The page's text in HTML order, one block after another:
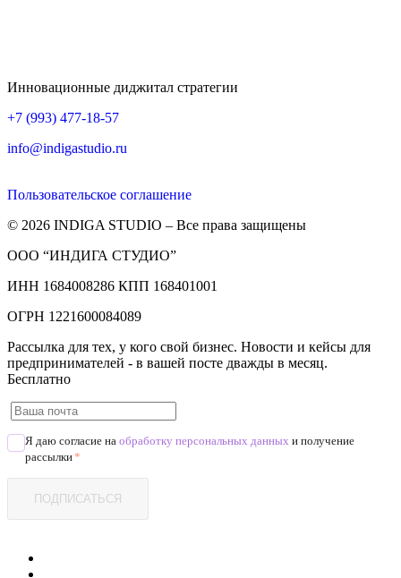
Инновационные диджитал стратегии
+7 (993) 477-18-57
info@indigastudio.ru
Пользовательское соглашение
© 2026 INDIGA STUDIO – Все права защищены
ООО “ИНДИГА СТУДИО”
ИНН 1684008286 КПП 168401001
ОГРН 1221600084089
Рассылка для тех, у кого свой бизнес. Новости и кейсы для
предпринимателей - в вашей посте дважды в месяц.
Бесплатно
Я даю согласие на обработку персональных данных и получение
рассылки*
ПОДПИСАТЬСЯ